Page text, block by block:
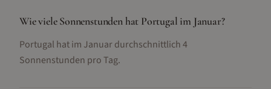
Wie viele Sonnenstunden hat Portugal im Januar?
Portugal hat im Januar durchschnittlich 4
Sonnenstunden pro Tag.